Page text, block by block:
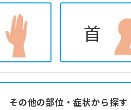
首
その他の部位・症状から探す